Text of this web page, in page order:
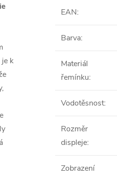
k
EAN:
Barva:
Materiál
řemínku:
Vodotěsnost:
Rozměr
displeje:
Zobrazení